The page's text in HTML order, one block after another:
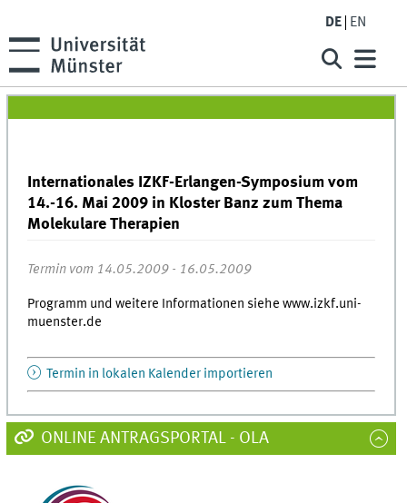
DE EN
Internationales IZKF-Erlangen-Symposium vom
14.-16. Mai 2009 in Kloster Banz zum Thema
Molekulare Therapien
Termin vom 14.05.2009 - 16.05.2009
Programm und weitere Informationen siehe www.izkf.uni-
muenster.de
Termin in lokalen Kalender importieren
ONLINE ANTRAGSPORTAL - OLA